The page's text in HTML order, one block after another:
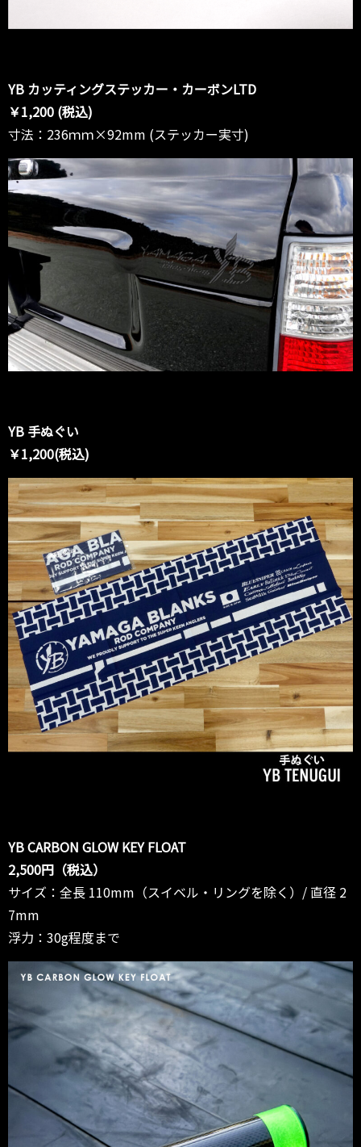
YB カッティングステッカー・カーボンLTD
￥1,200 (税込)
寸法：236ｍｍ×92mm (ステッカー実寸)
YB 手ぬぐい
￥1,200(税込)
YB CARBON GLOW KEY FLOAT
2,500円（税込）
サイズ：全長 110mm（スイベル・リングを除く）/ 直径 2
7mm
浮力：30g程度まで